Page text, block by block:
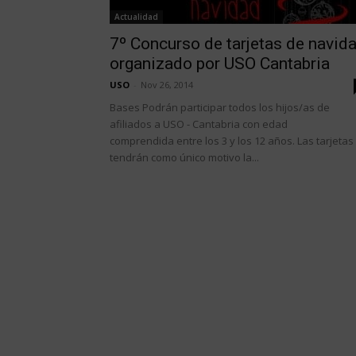
Actualidad
7º Concurso de tarjetas de
organizado por USO Cantabria
USO Nov 26, 2014
Bases Podrán participar todos los hijos/as de
afiliados a USO - Cantabria con edad
comprendida entre los 3 y los 12 años. Las tarjetas
tendrán como único motivo la...